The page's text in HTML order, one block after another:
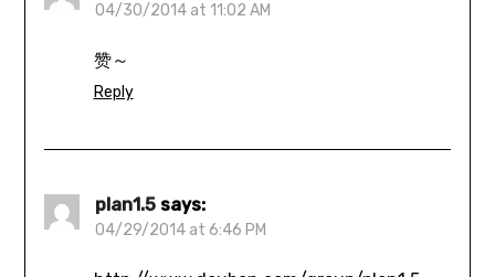
04/30/2014 at 11:02 AM
赞～
Reply
plan1.5 says:
04/29/2014 at 6:46 PM